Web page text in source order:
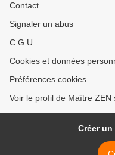
Contact
Signaler un abus
C.G.U.
Cookies et données
Préférences cookies
Voir le profil de Maître ZEN
Créer